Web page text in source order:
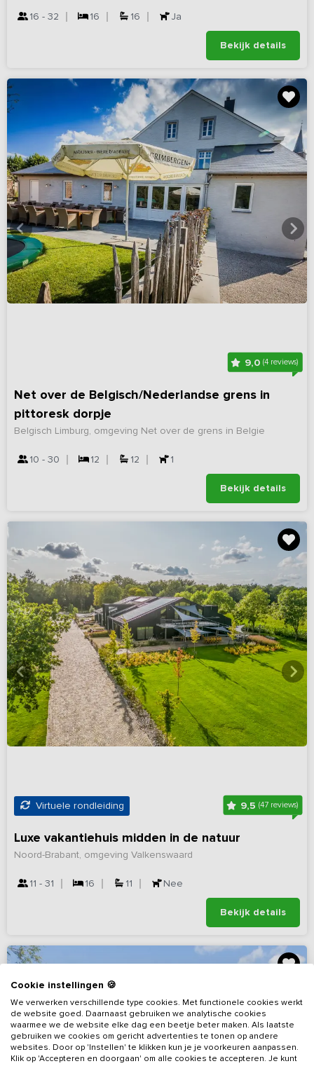
16 - 32 16 16 Ja
Bekijk details
9,0(4 reviews)
Net over de Belgisch/Nederlandse grens in
pittoresk dorpje
Belgisch Limburg, omgeving Net over de grens in Belgie
10 - 30 12 12 1
Bekijk details
Virtuele rondleiding 9,5(47 reviews)
Luxe vakantiehuis midden in de natuur
Noord-Brabant, omgeving Valkenswaard
11 - 31 16 11 Nee
Bekijk details
Cookie instellingen 🍪
We verwerken verschillende type cookies. Met functionele cookies werkt
de website goed. Daarnaast gebruiken we analytische cookies
waarmee we de website elke dag een beetje beter maken. Als laatste
gebruiken we cookies om gericht advertenties te tonen op andere
websites. Door op 'Instellen' te klikken kun je je voorkeuren aanpassen.
Klik op 'Accepteren en doorgaan' om alle cookies te accepteren. Je kunt